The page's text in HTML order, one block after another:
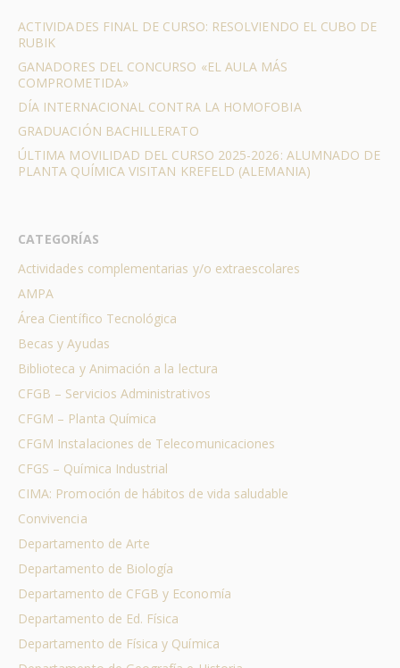
ACTIVIDADES FINAL DE CURSO: RESOLVIENDO EL CUBO DE
RUBIK
GANADORES DEL CONCURSO «EL AULA MÁS
COMPROMETIDA»
DÍA INTERNACIONAL CONTRA LA HOMOFOBIA
GRADUACIÓN BACHILLERATO
ÚLTIMA MOVILIDAD DEL CURSO 2025-2026: ALUMNADO DE
PLANTA QUÍMICA VISITAN KREFELD (ALEMANIA)
CATEGORÍAS
Actividades complementarias y/o extraescolares
AMPA
Área Científico Tecnológica
Becas y Ayudas
Biblioteca y Animación a la lectura
CFGB – Servicios Administrativos
CFGM – Planta Química
CFGM Instalaciones de Telecomunicaciones
CFGS – Química Industrial
CIMA: Promoción de hábitos de vida saludable
Convivencia
Departamento de Arte
Departamento de Biología
Departamento de CFGB y Economía
Departamento de Ed. Física
Departamento de Física y Química